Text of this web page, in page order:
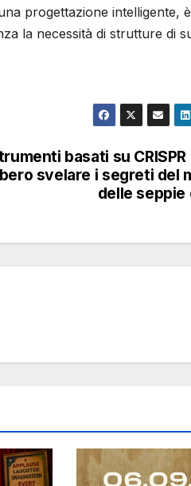
progettazione intelligente,
la necessità di strutture di
basati su CRISPR
svelare i segreti del
delle seppie